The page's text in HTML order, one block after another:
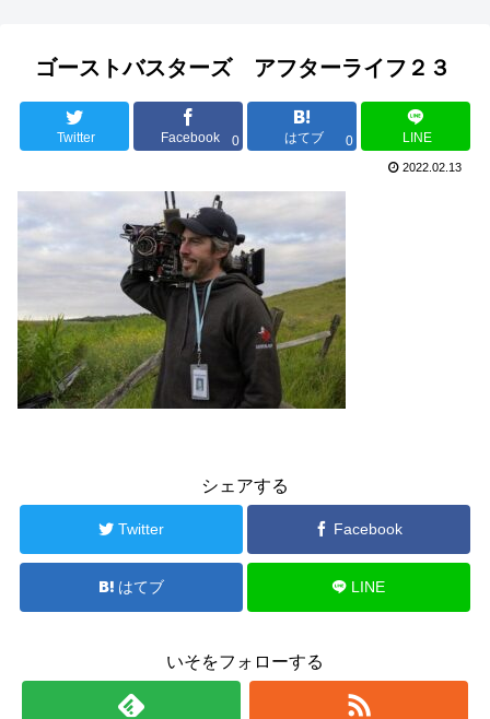
ゴーストバスターズ アフターライフ２３
Twitter Facebook 0 はてブ 0 LINE
2022.02.13
シェアする
Twitter Facebook
はてブ LINE
いそをフォローする